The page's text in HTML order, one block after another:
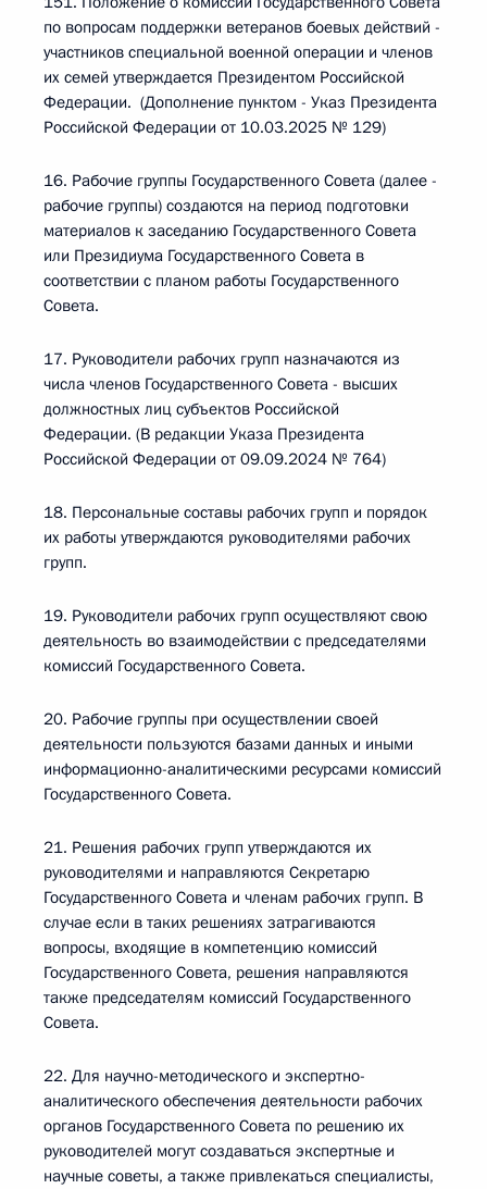
по вопросам поддержки ветеранов боевых действий -
участников специальной военной операции и членов
их семей утверждается Президентом Российской
Федерации. (Дополнение пунктом - Указ Президента
Российской Федерации от 10.03.2025 № 129)
16. Рабочие группы Государственного Совета (далее -
рабочие группы) создаются на период подготовки
материалов к заседанию Государственного Совета
или Президиума Государственного Совета в
соответствии с планом работы Государственного
Совета.
17. Руководители рабочих групп назначаются из
числа членов Государственного Совета - высших
должностных лиц субъектов Российской
Федерации. (В редакции Указа Президента
Российской Федерации от 09.09.2024 № 764)
18. Персональные составы рабочих групп и порядок
их работы утверждаются руководителями рабочих
групп.
19. Руководители рабочих групп осуществляют свою
деятельность во взаимодействии с председателями
комиссий Государственного Совета.
20. Рабочие группы при осуществлении своей
деятельности пользуются базами данных и иными
информационно-аналитическими ресурсами комиссий
Государственного Совета.
21. Решения рабочих групп утверждаются их
руководителями и направляются Секретарю
Государственного Совета и членам рабочих групп. В
случае если в таких решениях затрагиваются
вопросы, входящие в компетенцию комиссий
Государственного Совета, решения направляются
также председателям комиссий Государственного
Совета.
22. Для научно-методического и экспертно-
аналитического обеспечения деятельности рабочих
органов Государственного Совета по решению их
руководителей могут создаваться экспертные и
научные советы, а также привлекаться специалисты,